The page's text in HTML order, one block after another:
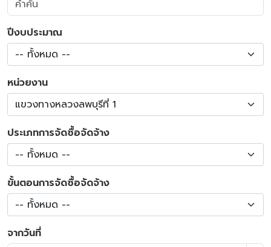
ปีงบประมาณ
-- ทั้งหมด --
หน่วยงาน
แขวงทางหลวงลพบุรีที่ 1
ประเภทการจัดซื้อจัดจ้าง
-- ทั้งหมด --
ขั้นตอนการจัดซื้อจัดจ้าง
-- ทั้งหมด --
จากวันที่